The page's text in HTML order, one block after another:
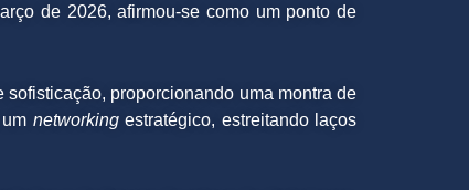
de 2026, afirmou-se como um ponto de
sofisticação, proporcionando uma montra de
networkingestratégico, estreitando laços